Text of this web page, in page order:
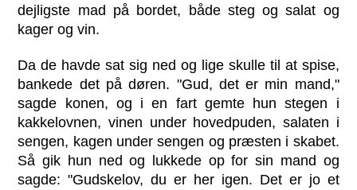
dejligste mad på bordet, både steg og salat og
kager og vin.
Da de havde sat sig ned og lige skulle til at spise,
bankede det på døren. "Gud, det er min mand,"
sagde konen, og i en fart gemte hun stegen i
kakkelovnen, vinen under hovedpuden, salaten i
sengen, kagen under sengen og præsten i skabet.
Så gik hun ned og lukkede op for sin mand og
sagde: "Gudskelov, du er her igen. Det er jo et